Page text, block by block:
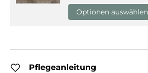
Optionen auswählen
Pflegeanleitung